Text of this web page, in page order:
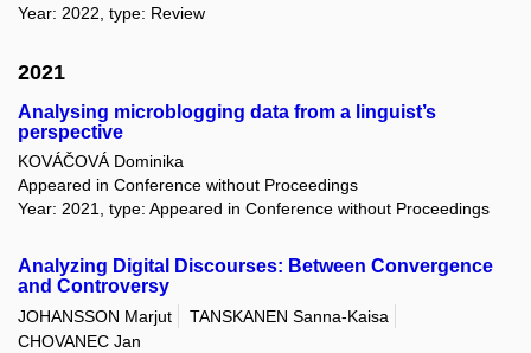
Year: 2022, type: Review
2021
Analysing microblogging data from a linguist’s
perspective
KOVÁČOVÁ Dominika
Appeared in Conference without Proceedings
Year: 2021, type: Appeared in Conference without Proceedings
Analyzing Digital Discourses: Between Convergence
and Controversy
JOHANSSON Marjut
TANSKANEN Sanna-Kaisa
CHOVANEC Jan